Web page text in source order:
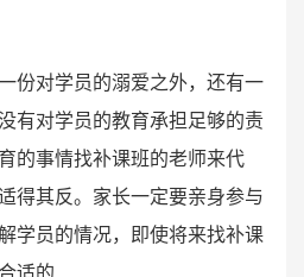
份对学员的溺爱之外，还有一
有对学员的教育承担足够的责
的事情找补课班的老师来代
得其反。家长一定要亲身参与
学员的情况，即使将来找补课
适的